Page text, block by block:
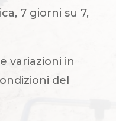
7 giorni su 7,
variazioni in
del